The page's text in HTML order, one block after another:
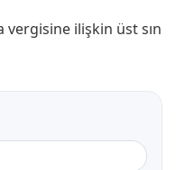
ilişkin üst sınır